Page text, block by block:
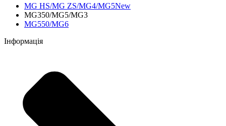
MG HS/MG ZS/MG4/MG5New
MG350/MG5/MG3
MG550/MG6
Інформація